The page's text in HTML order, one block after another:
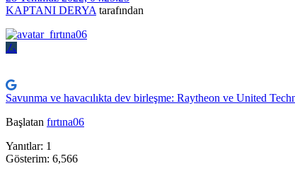
KAPTANI DERYA tarafından
ム
Savunma ve havacılıkta dev birleşme: Raytheon ve United
Başlatan fırtına06
Yanıtlar: 1
Gösterim: 6,566